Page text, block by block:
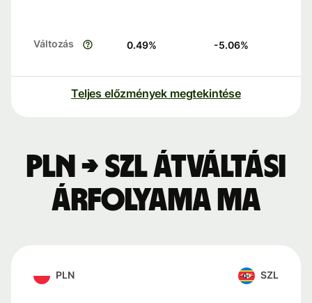
Változás 0.49% -5.06%
Teljes előzmények megtekintése
PLN → SZL átváltási
árfolyama ma
PLN SZL